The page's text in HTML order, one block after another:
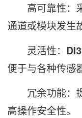
高可靠性：采
通道或模块发生
灵活性：
便于与各种传感
冗余功能：提
高操作安全性。